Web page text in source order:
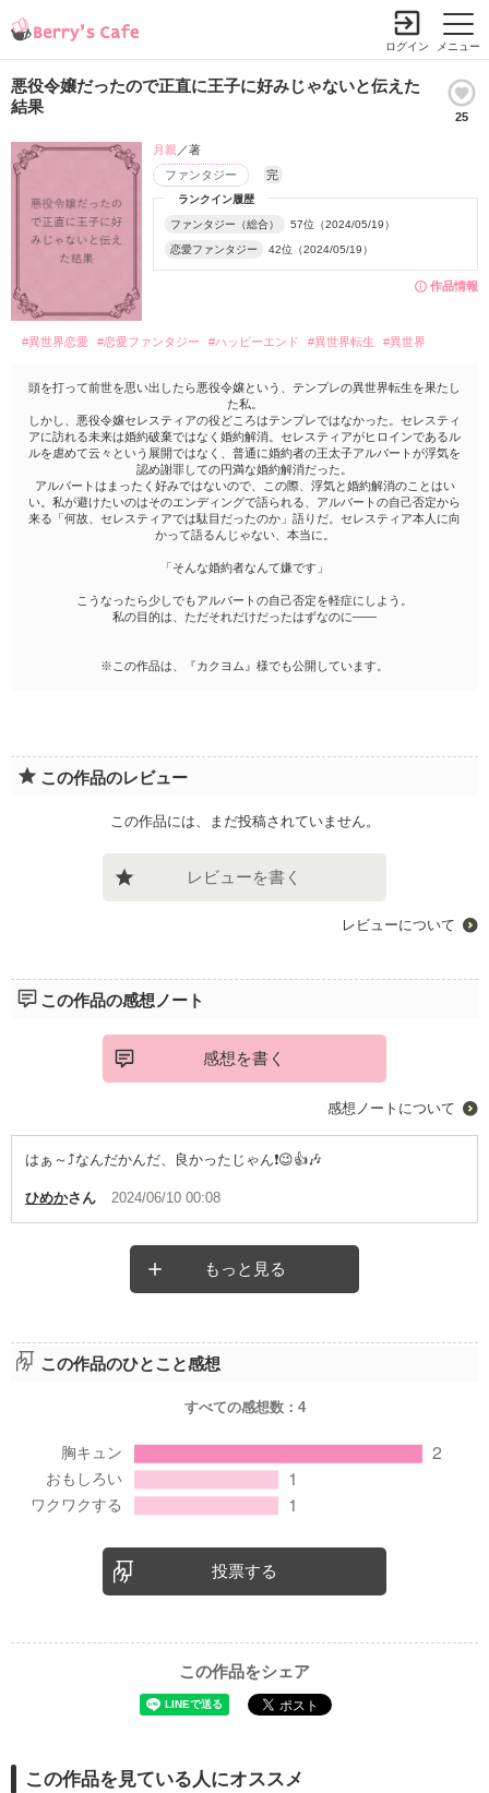
メニュー
ログイン
悪役令嬢だったので正直に王子に好みじゃないと伝えた
結果
25
作品情報
ランクイン履歴
ファンタジー（総合） 57位（2024/05/19）
恋愛ファンタジー 42位（2024/05/19）
ファンタジー 完
月親 ／著
#異世界恋愛 #恋愛ファンタジー #ハッピーエンド #異世界転生 #異世界
頭を打って前世を思い出したら悪役令嬢という、テンプレの異世界転生を果たし
た私。
しかし、悪役令嬢セレスティアの役どころはテンプレではなかった。セレスティ
アに訪れる未来は婚約破棄ではなく婚約解消。セレスティアがヒロインであるル
ルを虐めて云々という展開ではなく、普通に婚約者の王太子アルバートが浮気を
認め謝罪しての円満な婚約解消だった。
アルバートはまったく好みではないので、この際、浮気と婚約解消のことはい
い。私が避けたいのはそのエンディングで語られる、アルバートの自己否定から
来る「何故、セレスティアでは駄目だったのか」語りだ。セレスティア本人に向
かって語るんじゃない、本当に。
「そんな婚約者なんて嫌です」
こうなったら少しでもアルバートの自己否定を軽症にしよう。
私の目的は、ただそれだけだったはずなのに――
※この作品は、『カクヨム』様でも公開しています。
この作品のレビュー
この作品には、まだ投稿されていません。
レビューを書く
レビューについて
この作品の感想ノート
感想を書く
感想ノートについて
はぁ～⤴️なんだかんだ、良かったじゃん❗😉👍️🎶
ひめかさん 2024/06/10 00:08
もっと見る
この作品のひとこと感想
すべての感想数： 4
投票する
この作品をシェア
この作品を見ている人にオススメ